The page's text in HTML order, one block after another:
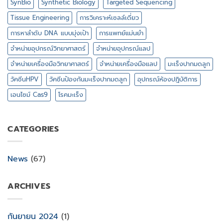
SynBio Synthetic Biology
Targeted Sequencing
Tissue Engineering
การวิเคราะห์เซลล์เดี่ยว
การหาลำดับ DNA แบบมุ่งเป้า
การแพทย์แม่นยำ
จำหน่ายอุปกรณ์วิทยาศาสตร์
จำหน่ายอุปกรณ์แลป
จำหน่ายเครื่องมือวิทยาศาสตร์
จำหน่ายเครื่องมือแลป
มะเร็งปากมดลูก
วัคซีนHPV
วัคซีนป้องกันมะเร็งปากมดลูก
อุปกรณ์ห้องปฎิบัติการ
เอนไซม์ Cas9
โรคมะเร็ง
CATEGORIES
News (67)
ARCHIVES
กันยายน 2024 (1)